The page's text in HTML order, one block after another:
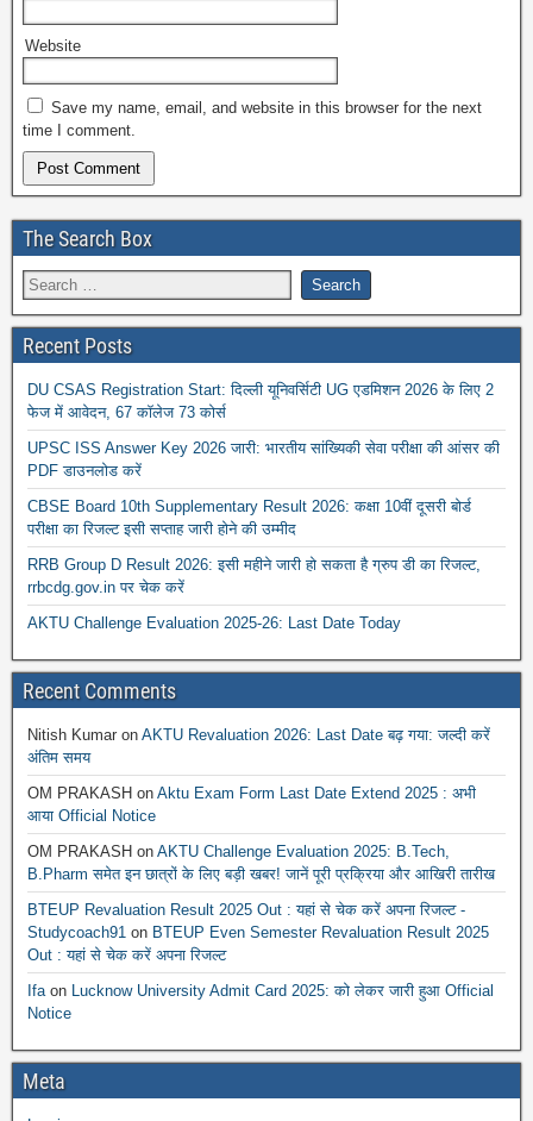
Website
Save my name, email, and website in this browser for the next
time I comment.
The Search Box
Recent Posts
DU CSAS Registration Start: दिल्ली यूनिवर्सिटी UG एडमिशन 2026 के लिए 2
फेज में आवेदन, 67 कॉलेज 73 कोर्स
UPSC ISS Answer Key 2026 जारी: भारतीय सांख्यिकी सेवा परीक्षा की आंसर की
PDF डाउनलोड करें
CBSE Board 10th Supplementary Result 2026: कक्षा 10वीं दूसरी बोर्ड
परीक्षा का रिजल्ट इसी सप्ताह जारी होने की उम्मीद
RRB Group D Result 2026: इसी महीने जारी हो सकता है ग्रुप डी का रिजल्ट,
rrbcdg.gov.in पर चेक करें
AKTU Challenge Evaluation 2025-26: Last Date Today
Recent Comments
Nitish Kumar on AKTU Revaluation 2026: Last Date बढ़ गया: जल्दी करें
अंतिम समय
OM PRAKASH on Aktu Exam Form Last Date Extend 2025 : अभी
आया Official Notice
OM PRAKASH on AKTU Challenge Evaluation 2025: B.Tech,
B.Pharm समेत इन छात्रों के लिए बड़ी खबर! जानें पूरी प्रक्रिया और आखिरी तारीख
BTEUP Revaluation Result 2025 Out : यहां से चेक करें अपना रिजल्ट -
Studycoach91 on BTEUP Even Semester Revaluation Result 2025
Out : यहां से चेक करें अपना रिजल्ट
Ifaon Lucknow University Admit Card 2025: को लेकर जारी हुआ Official
Notice
Meta